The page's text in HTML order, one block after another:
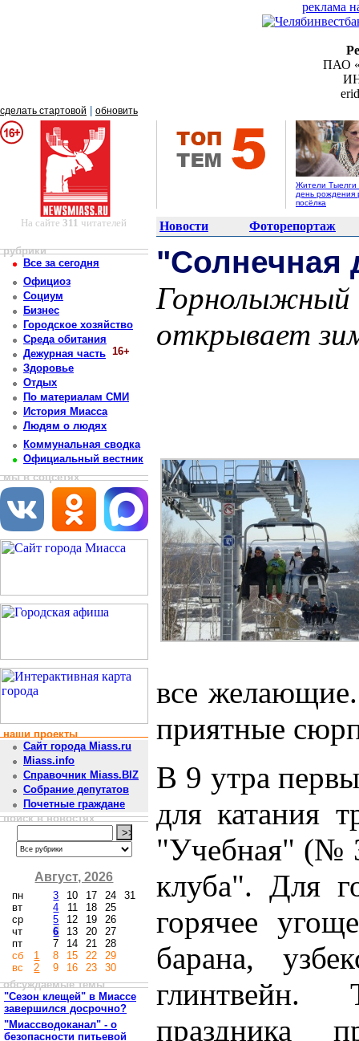
реклама
ПАО
сделать стартовой обновить
Жители Тыелги
день рождения
посёлка
На сайте311 читателей Новости Фоторепортаж
рубрики
Все за сегодня
Официоз
Социум
Бизнес
Городское хозяйство
Среда обитания
Дежурная часть 16+
Здоровье
Отдых
По материалам СМИ
История Миасса
Людям о людях
Коммунальная сводка
Официальный вестник
мы в соцсетях
наши проекты
Сайт города Miass.ru
Miass.info
Справочник Miass.BIZ
Собрание депутатов
Почетные граждане
поиск в новостях
Август, 2026
пн
вт
ср
чт
пт
сб
вс
1
2
3
4
5
6
7
8
9
10
11
12
13
14
15
16
17
18
19
20
21
22
23
24
25
26
27
28
29
30
31
обсуждаемые темы
"Сезон клещей" в Миассе
завершился досрочно?
"Миассводоканал" - о
безопасности питьевой
"Солнечная
Горнолыжный
открывает
все
приятные
В 9 утра
для катания
"Учебная" (№
клуба". Для
горячее
барана,
глинтвейн.
праздника